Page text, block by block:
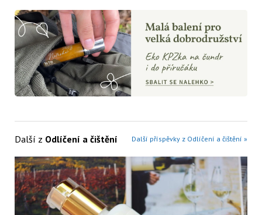
Další z Odlíčení a čištění Další příspěvky z Odlíčení a čištění »